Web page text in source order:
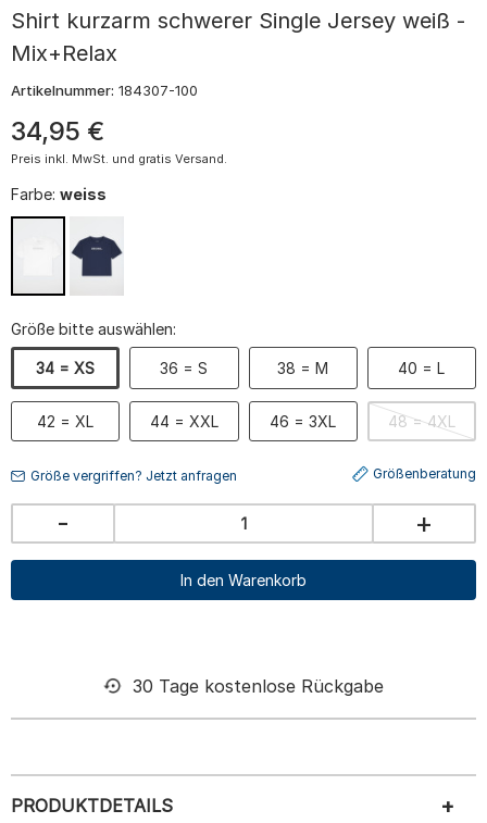
Shirt kurzarm schwerer Single Jersey weiß -
Mix+Relax
Artikelnummer: 184307-100
34,95 €
Preis inkl. MwSt. und gratis Versand.
Farbe: weiss
Größe bitte auswählen:
34 = XS 36 = S 38 = M 40 = L
42 = XL 44 = XXL 46 = 3XL 48 = 4XL
Größe vergriffen? Jetzt anfragen Größenberatung
- +
In den Warenkorb
30 Tage kostenlose Rückgabe
PRODUKTDETAILS